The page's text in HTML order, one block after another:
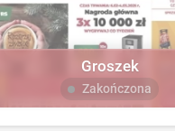
Groszek
Zakończona